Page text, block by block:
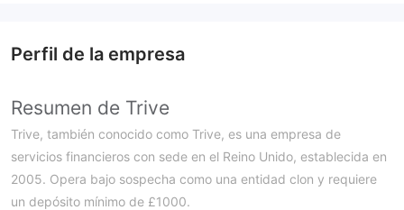
Perfil de la empresa
Resumen de Trive
Trive, también conocido como Trive, es una empresa de
servicios financieros con sede en el Reino Unido, establecida en
2005. Opera bajo sospecha como una entidad clon y requiere
un depósito mínimo de £1000.